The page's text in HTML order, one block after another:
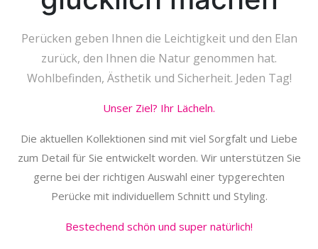
Perücken geben Ihnen die Leichtigkeit und den Elan
zurück, den Ihnen die Natur genommen hat.
Wohlbefinden, Ästhetik und Sicherheit. Jeden Tag!
Unser Ziel? Ihr Lächeln.
Die aktuellen Kollektionen sind mit viel Sorgfalt und Liebe
zum Detail für Sie entwickelt worden. Wir unterstützen Sie
gerne bei der richtigen Auswahl einer typgerechten
Perücke mit individuellem Schnitt und Styling.
Bestechend schön und super natürlich!